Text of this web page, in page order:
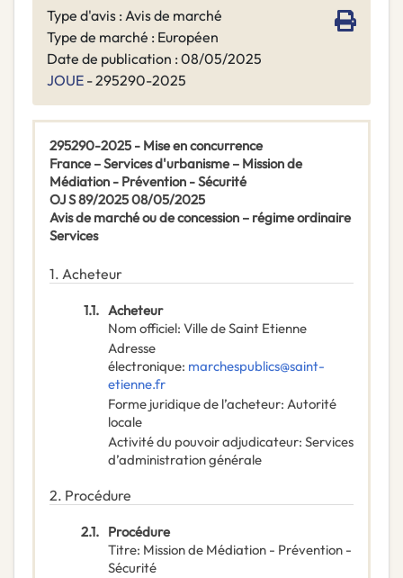
Type d'avis : Avis de marché
Type de marché : Européen
Date de publication : 08/05/2025
JOUE - 295290-2025
295290-2025 - Mise en concurrence
France – Services d'urbanisme – Mission de
Médiation - Prévention - Sécurité
OJ S 89/2025 08/05/2025
Avis de marché ou de concession – régime ordinaire
Services
1. Acheteur
1.1. Acheteur
Nom officiel: Ville de Saint Etienne
Adresse
électronique: marchespublics@saint-
etienne.fr
Forme juridique de l’acheteur: Autorité
locale
Activité du pouvoir adjudicateur: Services
d’administration générale
2. Procédure
2.1. Procédure
Titre: Mission de Médiation - Prévention -
Sécurité